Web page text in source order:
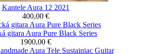
Kantele Aura 12 2021
400,00 €
gitara Aura Pure Black Series
1900,00 €